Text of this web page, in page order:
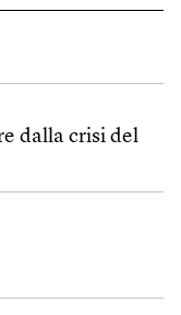
dalla crisi del